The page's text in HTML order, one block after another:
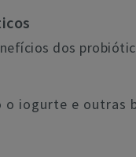
dos
iogurte e outras